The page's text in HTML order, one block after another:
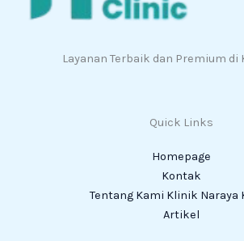
Layanan Terbaik dan Premium di
Quick Links
Homepage
Kontak
Tentang Kami Klinik Naraya
Artikel